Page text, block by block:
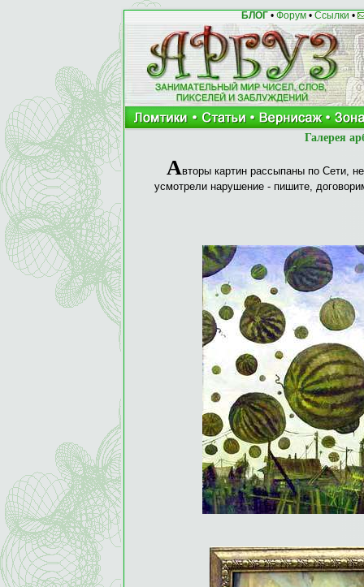
БЛОГ• Форум• Ссылки •
Галерея
Авторы картин рассыпаны по Сети,
усмотрели нарушение - пишите,